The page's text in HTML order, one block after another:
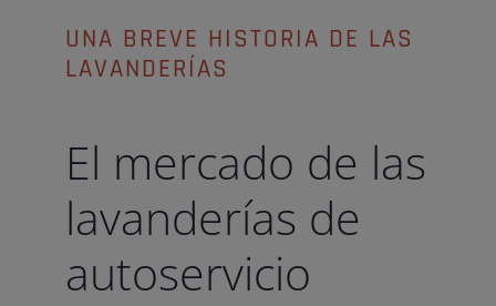
UNA BREVE HISTORIA DE LAS
LAVANDERÍAS
El mercado de las
lavanderías de
autoservicio